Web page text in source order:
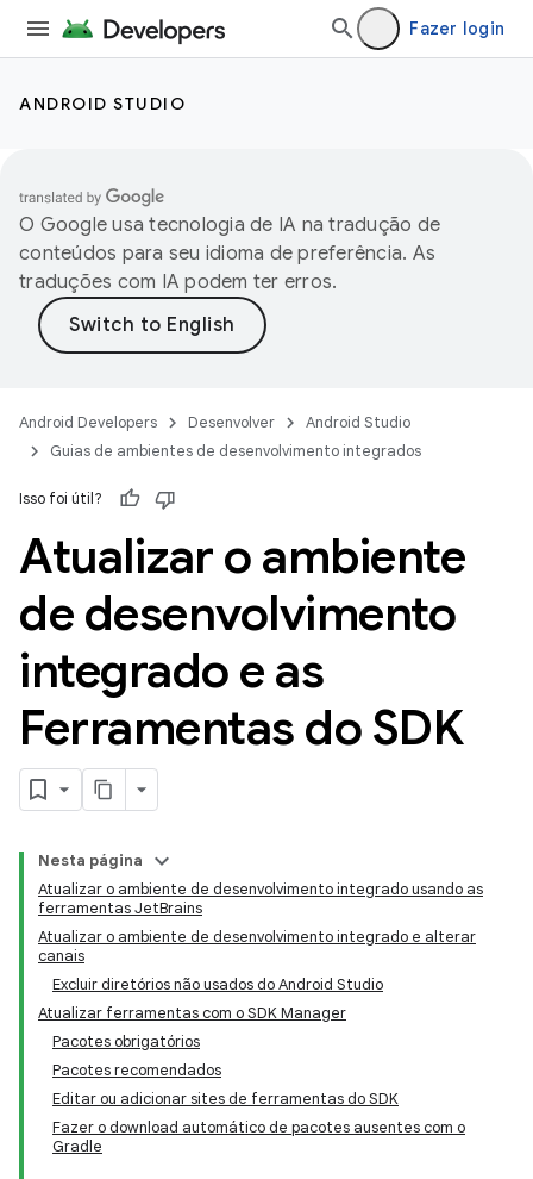
Fazer login
ANDROID STUDIO
O Google usa tecnologia de IA na tradução de
conteúdos para seu idioma de preferência. As
traduções com IA podem ter erros.
Android Developers Desenvolver
Android Studio
Guias de ambientes de desenvolvimento integrados
Isso foi útil?
Atualizar o ambiente
de desenvolvimento
integrado e as
Ferramentas do SDK
Nesta página
Atualizar o ambiente de desenvolvimento integrado usando as
ferramentas JetBrains
Atualizar o ambiente de desenvolvimento integrado e alterar
canais
Excluir diretórios não usados do Android Studio
Atualizar ferramentas com o SDK Manager
Pacotes obrigatórios
Pacotes recomendados
Editar ou adicionar sites de ferramentas do SDK
Fazer o download automático de pacotes ausentes com o
Gradle